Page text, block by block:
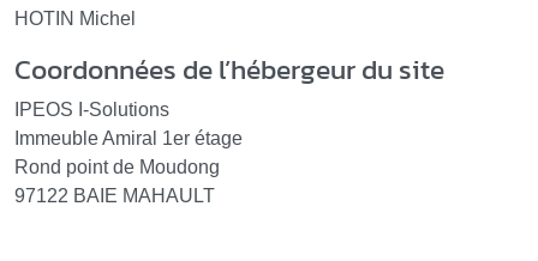
HOTIN Michel
Coordonnées de l’hébergeur du site
IPEOS I-Solutions
Immeuble Amiral 1er étage
Rond point de Moudong
97122 BAIE MAHAULT